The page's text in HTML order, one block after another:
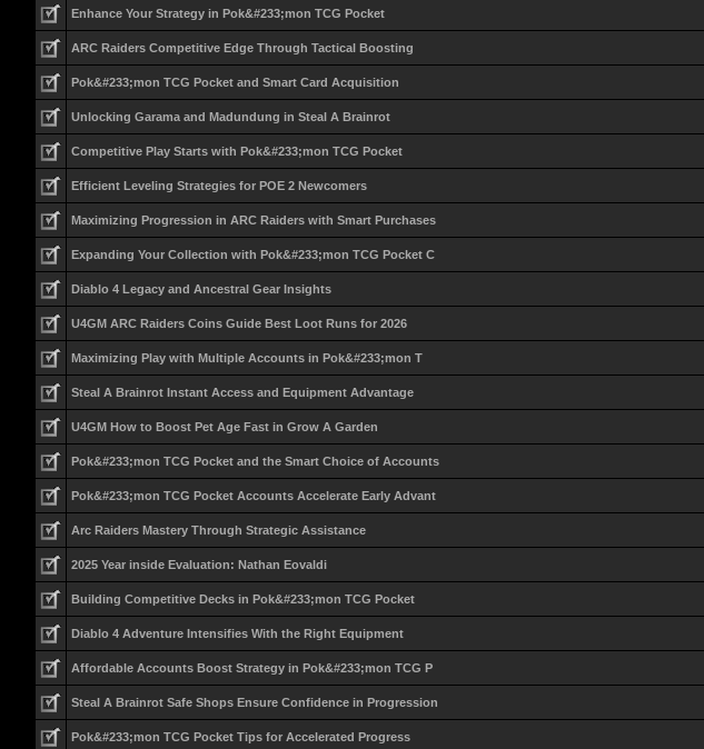
Enhance Your Strategy in Pok&#233;mon TCG Pocket
ARC Raiders Competitive Edge Through Tactical Boosting
Pok&#233;mon TCG Pocket and Smart Card Acquisition
Unlocking Garama and Madundung in Steal A Brainrot
Competitive Play Starts with Pok&#233;mon TCG Pocket
Efficient Leveling Strategies for POE 2 Newcomers
Maximizing Progression in ARC Raiders with Smart Purchases
Expanding Your Collection with Pok&#233;mon TCG Pocket C
Diablo 4 Legacy and Ancestral Gear Insights
U4GM ARC Raiders Coins Guide Best Loot Runs for 2026
Maximizing Play with Multiple Accounts in Pok&#233;mon T
Steal A Brainrot Instant Access and Equipment Advantage
U4GM How to Boost Pet Age Fast in Grow A Garden
Pok&#233;mon TCG Pocket and the Smart Choice of Accounts
Pok&#233;mon TCG Pocket Accounts Accelerate Early Advant
Arc Raiders Mastery Through Strategic Assistance
2025 Year inside Evaluation: Nathan Eovaldi
Building Competitive Decks in Pok&#233;mon TCG Pocket
Diablo 4 Adventure Intensifies With the Right Equipment
Affordable Accounts Boost Strategy in Pok&#233;mon TCG P
Steal A Brainrot Safe Shops Ensure Confidence in Progression
Pok&#233;mon TCG Pocket Tips for Accelerated Progress